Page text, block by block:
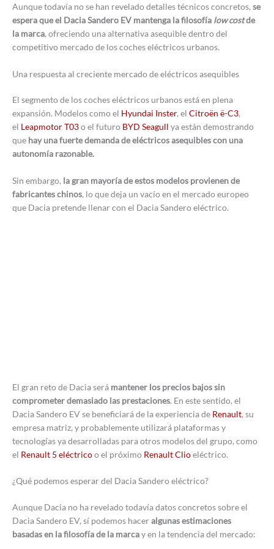
Aunque todavía no se han revelado detalles técnicos concretos, se
espera que el Dacia Sandero EV mantenga la filosofía low costde
la marca, ofreciendo una alternativa asequible dentro del
competitivo mercado de los coches eléctricos urbanos.
Una respuesta al creciente mercado de eléctricos asequibles
El segmento de los coches eléctricos urbanos está en plena
expansión. Modelos como el Hyundai Inster, el Citroën ë-C3,
el Leapmotor T03o el futuro BYD Seagull ya están demostrando
que hay una fuerte demanda de eléctricos asequibles con una
autonomía razonable.
Sin embargo, la gran mayoría de estos modelos provienen de
fabricantes chinos, lo que deja un vacío en el mercado europeo
que Dacia pretende llenar con el Dacia Sandero eléctrico.
El gran reto de Dacia será mantener los precios bajos sin
comprometer demasiado las prestaciones. En este sentido, el
Dacia Sandero EV se beneficiará de la experiencia de Renault, su
empresa matriz, y probablemente utilizará plataformas y
tecnologías ya desarrolladas para otros modelos del grupo, como
el Renault 5 eléctricoo el próximo Renault Clioeléctrico.
¿Qué podemos esperar del Dacia Sandero eléctrico?
Aunque Dacia no ha revelado todavía datos concretos sobre el
Dacia Sandero EV, sí podemos haceralgunas estimaciones
basadas en la filosofía de la marcay en la tendencia del mercado: